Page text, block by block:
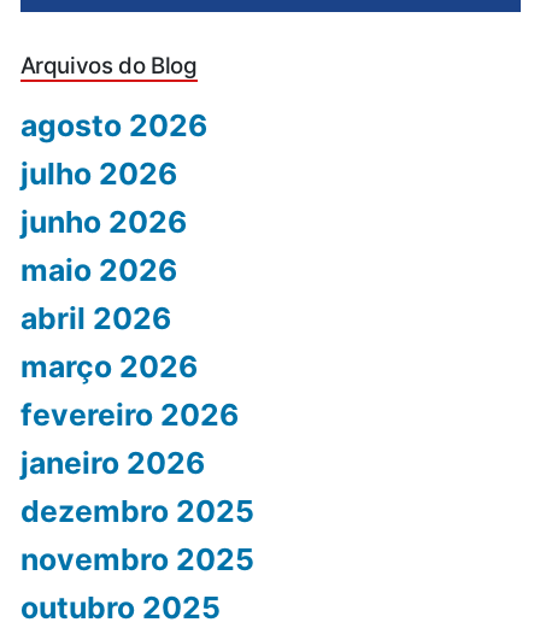
Arquivos do Blog
agosto 2026
julho 2026
junho 2026
maio 2026
abril 2026
março 2026
fevereiro 2026
janeiro 2026
dezembro 2025
novembro 2025
outubro 2025